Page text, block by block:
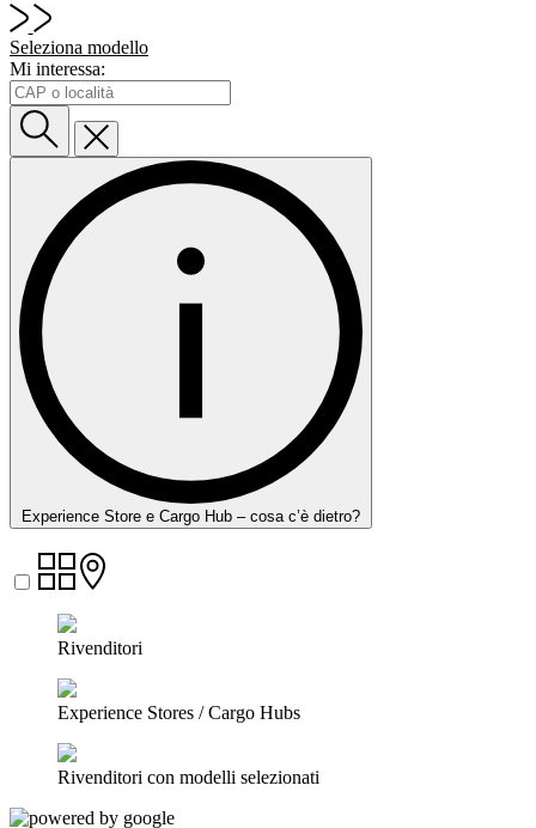
Seleziona modello
Mi interessa:
Experience Store e Cargo Hub – cosa c’è dietro?
Rivenditori
Experience Stores / Cargo Hubs
Rivenditori con modelli selezionati